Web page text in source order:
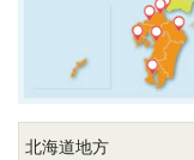
北海道地方